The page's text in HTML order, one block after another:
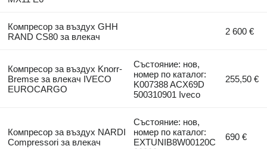
Компресор за въздух GHH
RAND CS80 за влекач
2 600 €
Компресор за въздух Knorr-
Bremse за влекач IVECO
EUROCARGO
Състояние: нов,
номер по каталог:
K007388 ACX69D
500310901 Iveco
255,50 €
Компресор за въздух NARDI
Compressori за влекач
Състояние: нов,
номер по каталог:
EXTUNIB8W00120C
690 €